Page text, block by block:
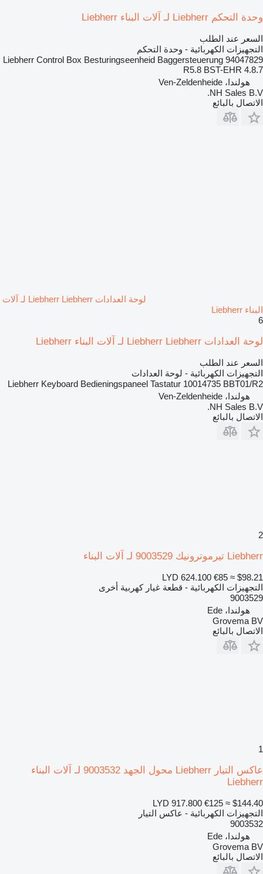
وحدة التحكم Liebherr لـ آلات البناء Liebherr
السعر عند الطلب
التجهيزات الكهربائية - وحدة التحكم
Liebherr Control Box Besturingseenheid Baggersteuerung 94047829
R5.8 BST-EHR 4.8.7
هولندا، Ven-Zeldenheide
NH Sales B.V.
الاتصال بالبائع
لوحة العدادات Liebherr Liebherr لـ آلات
البناء Liebherr
6
لوحة العدادات Liebherr Liebherr لـ آلات البناء Liebherr
السعر عند الطلب
التجهيزات الكهربائية - لوحة العدادات
Liebherr Keyboard Bedieningspaneel Tastatur 10014735 BBT01/R2
هولندا، Ven-Zeldenheide
NH Sales B.V.
الاتصال بالبائع
2
Liebherr تيرموترونيك 9003529 لـ آلات البناء
LYD 624.100 €85 ≈ $98.21
التجهيزات الكهربائية - قطعة غيار كهربية أخرى
9003529
هولندا، Ede
Grovema BV
الاتصال بالبائع
1
عاكس التيار Liebherr محول الجهد 9003532 لـ آلات البناء
Liebherr
LYD 917.800 €125 ≈ $144.40
التجهيزات الكهربائية - عاكس التيار
9003532
هولندا، Ede
Grovema BV
الاتصال بالبائع